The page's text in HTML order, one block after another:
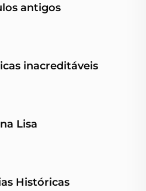
antigos
inacreditáveis
Lisa
Históricas